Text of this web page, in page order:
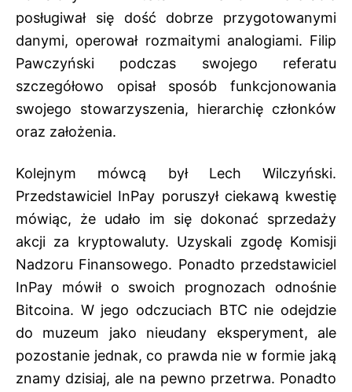
posługiwał się dość dobrze przygotowanymi
danymi, operował rozmaitymi analogiami. Filip
Pawczyński podczas swojego referatu
szczegółowo opisał sposób funkcjonowania
swojego stowarzyszenia, hierarchię członków
oraz założenia.
Kolejnym mówcą był Lech Wilczyński.
Przedstawiciel InPay poruszył ciekawą kwestię
mówiąc, że udało im się dokonać sprzedaży
akcji za kryptowaluty. Uzyskali zgodę Komisji
Nadzoru Finansowego. Ponadto przedstawiciel
InPay mówił o swoich prognozach odnośnie
Bitcoina. W jego odczuciach BTC nie odejdzie
do muzeum jako nieudany eksperyment, ale
pozostanie jednak, co prawda nie w formie jaką
znamy dzisiaj, ale na pewno przetrwa. Ponadto